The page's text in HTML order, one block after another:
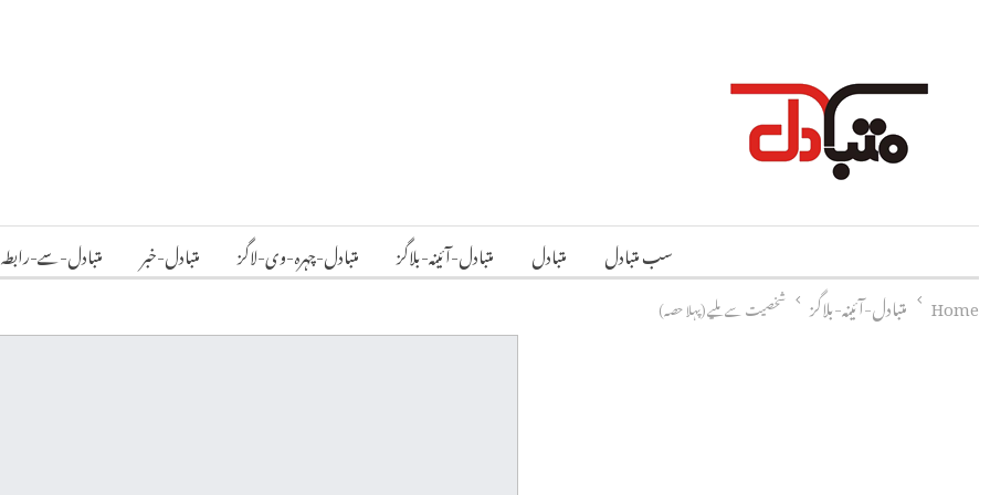
سب متبادل متبادل متبادل-آئینہ-بلاگز متبادل-چہرہ-وی-لاگز متبادل-خبر متبادل-سے-رابطہ
Home
متبادل-آئینہ-بلاگز شخصیت سے ملیے (پہلا حصہ)